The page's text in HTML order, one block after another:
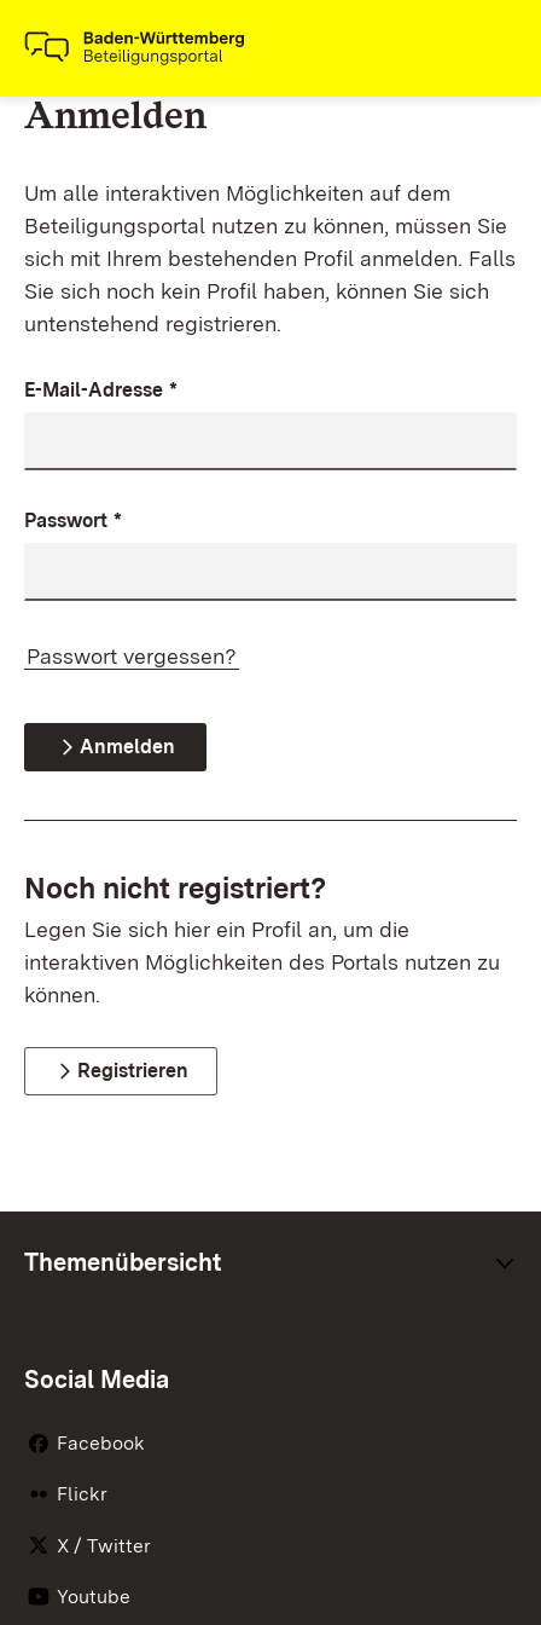
Anmelden
Um alle interaktiven Möglichkeiten auf dem
Beteiligungsportal nutzen zu können, müssen Sie
sich mit Ihrem bestehenden Profil anmelden. Falls
Sie sich noch kein Profil haben, können Sie sich
untenstehend registrieren.
E-Mail-Adresse *
Passwort *
Passwort vergessen?
Anmelden
Noch nicht registriert?
Legen Sie sich hier ein Profil an, um die
interaktiven Möglichkeiten des Portals nutzen zu
können.
Registrieren
Themenübersicht
Social Media
Facebook
Flickr
X / Twitter
Youtube